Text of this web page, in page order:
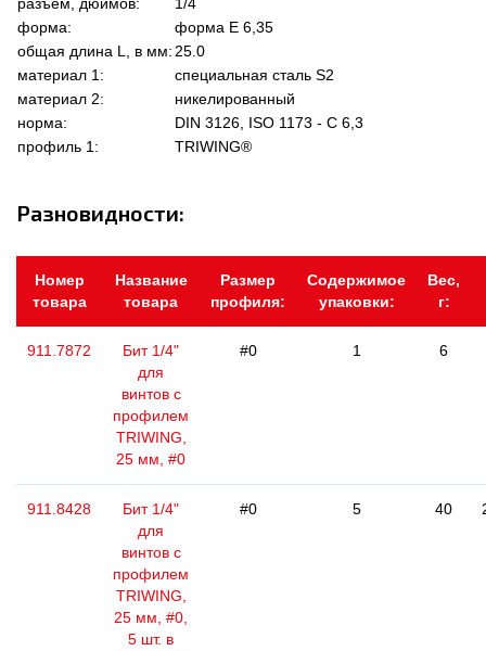
форма:
форма Е 6,35
общая длина L, в мм: 25.0
материал 1:
специальная сталь S2
материал 2:
никелированный
норма:
DIN 3126, ISO 1173 - C 6,3
профиль 1:
TRIWING®
Разновидности:
Номер
товара
Название
товара
Размер
профиля:
Содержимое
упаковки:
Вес,
г:
911.7872
Бит 1/4"
для
винтов с
профилем
TRIWING,
25 мм, #0
#0 1 6
911.8428
Бит 1/4"
для
винтов с
профилем
TRIWING,
25 мм, #0,
5 шт. в
#0 5 40